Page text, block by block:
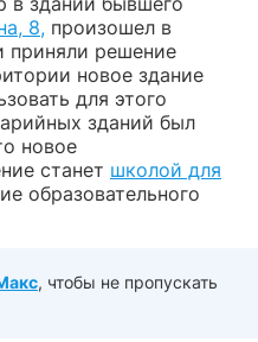
8, произошел в
приняли решение
новое здание
для этого
зданий был
новое
станет школой для
образовательного
, чтобы не пропускать